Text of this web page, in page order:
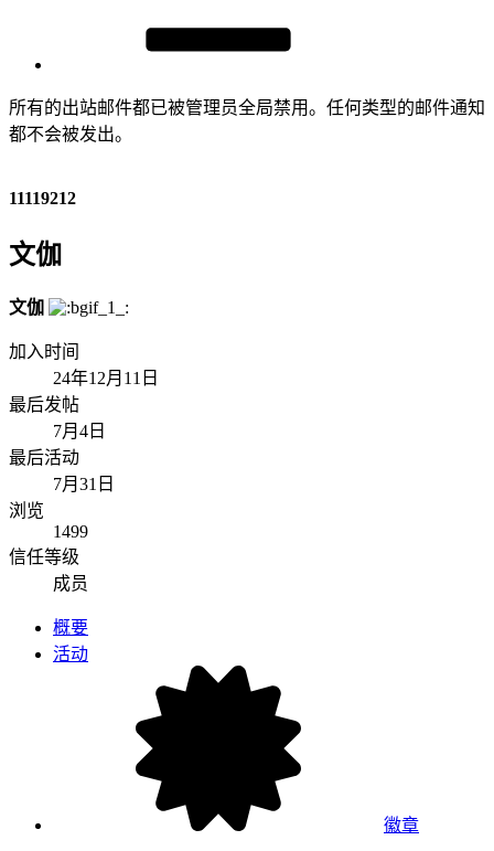
所有的出站邮件都已被管理员全局禁用。任何类型的邮件通知
都不会被发出。
11119212
文伽
文伽
加入时间
24年12月11日
最后发帖
7月4日
最后活动
7月31日
浏览
1499
信任等级
成员
概要
活动
徽章